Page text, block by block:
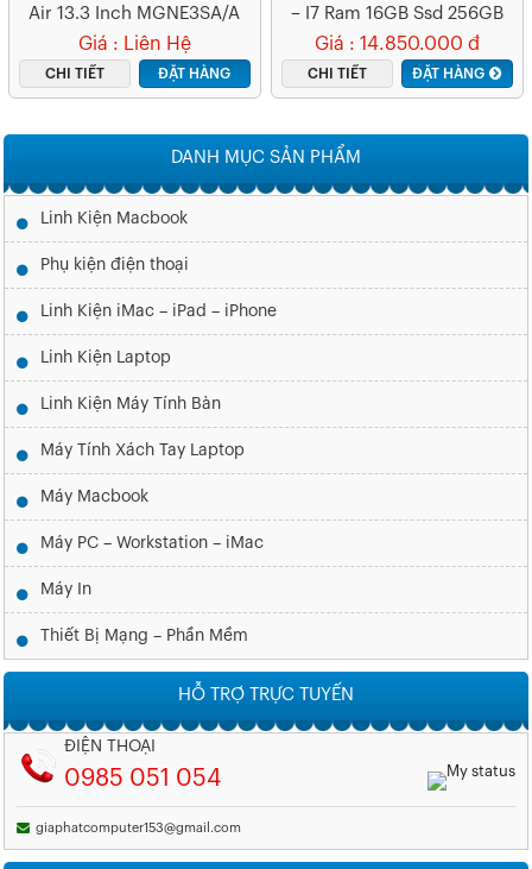
Air 13.3 Inch MGNE3SA/A
Gold
Giá : Liên Hệ
CHI TIẾT ĐẶT HÀNG
– I7 Ram 16GB Ssd 256GB
15″
Giá : 14.850.000 đ
CHI TIẾT ĐẶT HÀNG
DANH MỤC SẢN PHẨM
Linh Kiện Macbook
Phụ kiện điện thoại
Linh Kiện iMac – iPad – iPhone
Linh Kiện Laptop
Linh Kiện Máy Tính Bàn
Máy Tính Xách Tay Laptop
Máy Macbook
Máy PC – Workstation – iMac
Máy In
Thiết Bị Mạng – Phần Mềm
HỖ TRỢ TRỰC TUYẾN
ĐIỆN THOẠI
0985 051 054
giaphatcomputer153@gmail.com